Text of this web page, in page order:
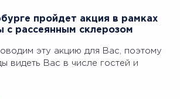
пройдет акция в рамках
с рассеянным склерозом
эту акцию для Вас, поэтому
видеть Вас в числе гостей и